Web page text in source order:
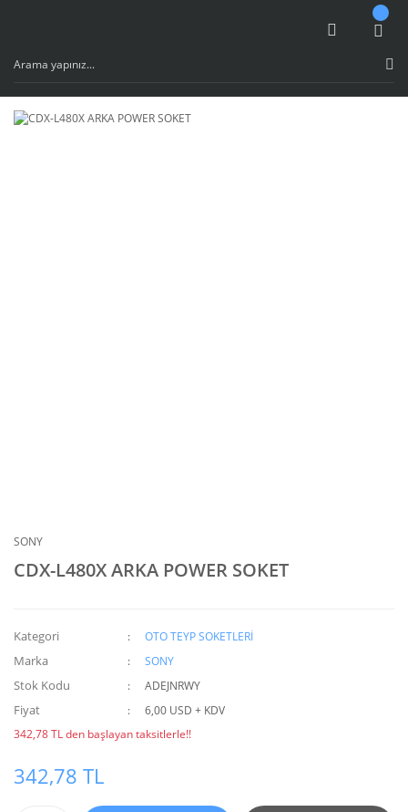
SONY
CDX-L480X ARKA POWER SOKET
Kategori OTO TEYP SOKETLERİ
Marka SONY
Stok Kodu ADEJNRWY
Fiyat
6,00 USD + KDV
342,78 TL den başlayan taksitlerle!!
342,78 TL